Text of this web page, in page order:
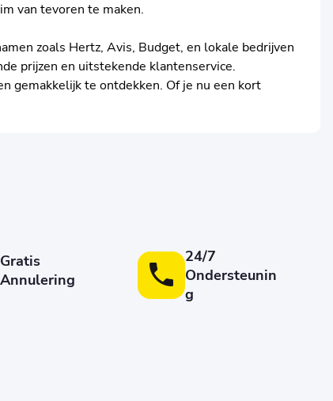
van tevoren te maken.
zoals Hertz, Avis, Budget, en lokale bedrijven
prijzen en uitstekende klantenservice.
gemakkelijk te ontdekken. Of je nu een kort
Gratis
Annulering
24/7
Ondersteunin
g